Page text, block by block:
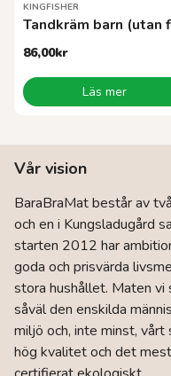
KINGFISHER
86,00kr
Läs mer
Vår vision
BaraBraMat består av
och en i Kungsladugård
starten 2012 har
goda och prisvärda
stora hushållet. Maten
såväl den enskilda
miljö och, inte minst,
hög kvalitet och det